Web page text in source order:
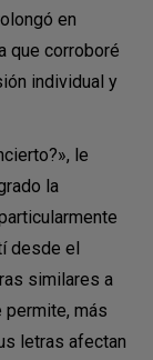
en
que corroboré
individual y
le
la
desde el
similares a
permite, más
letras afectan